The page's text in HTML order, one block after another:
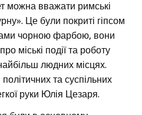
можна вважати римські
Це були покриті гіпсом
чорною фарбою, вони
міські події та роботу
людних місцях.
та суспільних
руки Юлія Цезаря.